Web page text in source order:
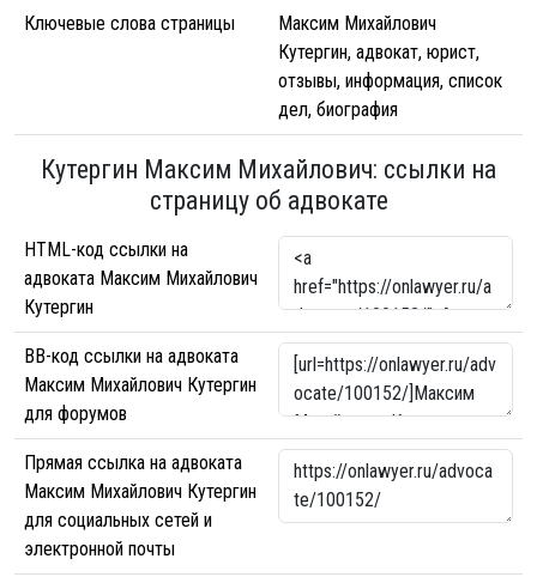
Ключевые слова страницы
Максим Михайлович
Кутергин, адвокат, юрист,
отзывы, информация, список
дел, биография
Кутергин Максим Михайлович: ссылки на
страницу об адвокате
HTML-код ссылки на
адвоката Максим Михайлович
Кутергин
BB-код ссылки на адвоката
Максим Михайлович Кутергин
для форумов
Прямая ссылка на адвоката
Максим Михайлович Кутергин
для социальных сетей и
электронной почты